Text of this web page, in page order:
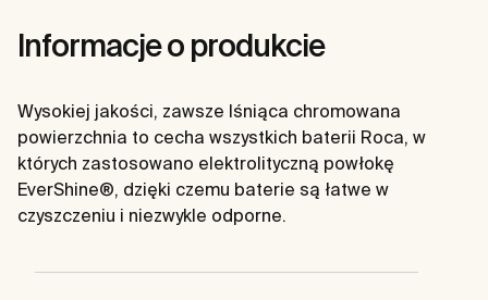
Informacje o produkcie
Wysokiej jakości, zawsze lśniąca chromowana
powierzchnia to cecha wszystkich baterii Roca, w
których zastosowano elektrolityczną powłokę
EverShine®, dzięki czemu baterie są łatwe w
czyszczeniu i niezwykle odporne.